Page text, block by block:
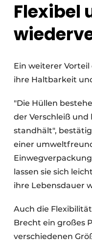
Flexibel
Ein weiterer Vorteil
ihre Haltbarkeit
"Die Hüllen
der Verschleiß
standhält",
einer
lassen sie sich
ihre Lebensdauer
Auch die
Brecht ein großes
verschiedenen